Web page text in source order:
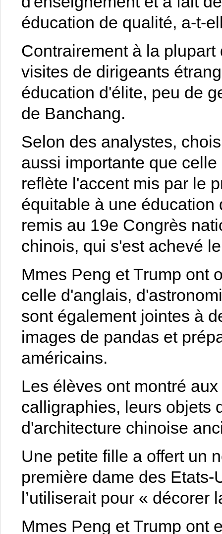
éducation de qualité, a-t-
Contrairement à la
visites de dirigeants
éducation d'élite, peu de
de Banchang.
Selon des analystes,
aussi importante que
reflète l'accent mis par le
équitable à une
remis au 19e Congrès
chinois, qui s'est achevé
Mmes Peng et Trump ont
celle d'anglais,
sont également jointes à
images de pandas et
américains.
Les élèves ont montré
calligraphies, leurs objets
d'architecture chinoise
Une petite fille a offert un
première dame des
l’utiliserait pour « décorer
Mmes Peng et Trump ont